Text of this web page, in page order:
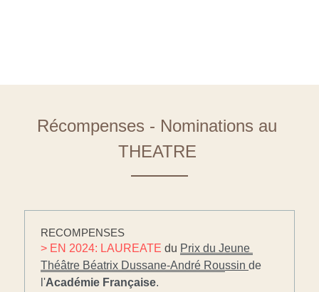
Récompenses - Nominations au
THEATRE
RECOMPENSES
> EN 2024: LAUREATE du Prix du Jeune
Théâtre Béatrix Dussane-André Roussin de
l'Académie Française.